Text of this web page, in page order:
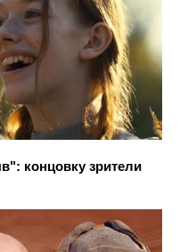
концовку зрители